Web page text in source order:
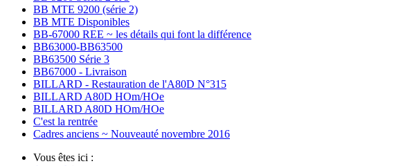
BB MTE 9200 (série 2)
BB MTE Disponibles
BB-67000 REE ~ les détails qui font la différence
BB63000-BB63500
BB63500 Série 3
BB67000 - Livraison
BILLARD - Restauration de l'A80D N°315
BILLARD A80D HOm/HOe
BILLARD A80D HOm/HOe
C'est la rentrée
Cadres anciens ~ Nouveauté novembre 2016
Vous êtes ici :